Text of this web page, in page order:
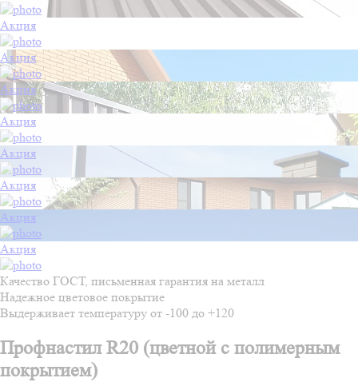
Акция
Акция
Акция
Акция
Акция
Акция
Акция
Акция
Качество ГОСТ, письменная гарантия на металл
Надежное цветовое покрытие
Выдерживает температуру от -100 до +120
Профнастил R20 (цветной с полимерным
покрытием)